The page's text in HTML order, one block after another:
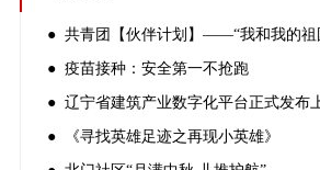
● 疫苗接种：安全第一不抢跑
● 辽宁省建筑产业数字化平台正式发布
● 《寻找英雄足迹之再现小英雄》